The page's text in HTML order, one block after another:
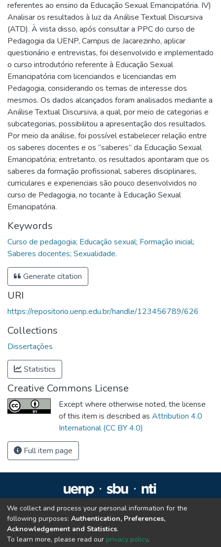
referentes ao ensino da Educação Sexual Emancipatória. IV)
Analisar os resultados à luz da Análise Textual Discursiva
(ATD). À vista disso, após consultar a PPC do curso de
Pedagogia da UENP, Campus de Jacarezinho, aplicar
questionário e entrevistas, foi desenvolvido e implementado
o curso introdutório referente à Educação Sexual
Emancipatória com licenciandos e licenciandas em
Pedagogia, considerando os temas de interesse dos
mesmos. Os dados alcançados foram analisados mediante a
Análise Textual Discursiva, a qual, por meio de categorias e
subcategorias, possibilitou a apresentação dos resultados.
Por meio da análise, foi possível estabelecer relação entre
os saberes docentes e os “saberes” da Educação Sexual
Emancipatória; entretanto, os resultados apontaram que os
saberes da formação profissional, saberes disciplinares,
curriculares e experienciais são pouco desenvolvidos no
curso de Pedagogia, no tocante à Educação Sexual
Emancipatória.
Keywords
Curso de pedagogia; Educação sexual; Formação inicial;
Saberes docentes; Sexualidade.
Generate citation
URI
https://repositorio.uenp.edu.br/handle/123456789/626
Collections
Dissertações
Statistics
Creative Commons License
Except where otherwise noted, the license
of this item is described as Attribution 4.0
International (CC BY 4.0)
Full item page
Repositório Institucional da UENP
repositorio@uenp.edu.br
Cookie settings
Privacy policy | End User Agreement
We collect and process your personal information for the
following purposes: Authentication, Preferences,
Acknowledgement and Statistics.
To learn more, please read our privacy policy.